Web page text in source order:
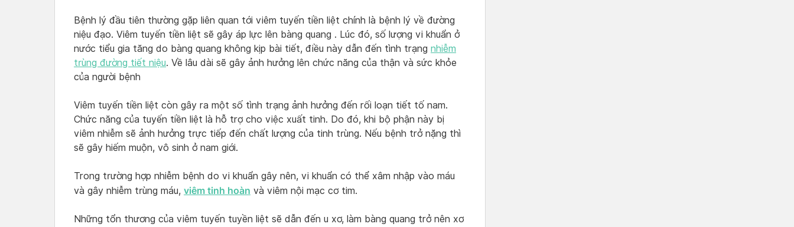
Bệnh lý đầu tiên thường gặp liên quan tới viêm tuyến tiền liệt chính là bệnh lý về đường
niệu đạo. Viêm tuyến tiền liệt sẽ gây áp lực lên bàng quang . Lúc đó, số lượng vi khuẩn ở
nước tiểu gia tăng do bàng quang không kịp bài tiết, điều này dẫn đến tình trạng nhiễm
trùng đường tiết niệu. Về lâu dài sẽ gây ảnh hưởng lên chức năng của thận và sức khỏe
của người bệnh
Viêm tuyến tiền liệt còn gây ra một số tình trạng ảnh hưởng đến rối loạn tiết tố nam.
Chức năng của tuyến tiền liệt là hỗ trợ cho việc xuất tinh. Do đó, khi bộ phận này bị
viêm nhiễm sẽ ảnh hưởng trực tiếp đến chất lượng của tinh trùng. Nếu bệnh trở nặng thì
sẽ gây hiếm muộn, vô sinh ở nam giới.
Trong trường hợp nhiễm bệnh do vi khuẩn gây nên, vi khuẩn có thể xâm nhập vào máu
và gây nhiễm trùng máu, viêm tinh hoàn và viêm nội mạc cơ tim.
Những tổn thương của viêm tuyến tuyền liệt sẽ dẫn đến u xơ, làm bàng quang trở nên xơ